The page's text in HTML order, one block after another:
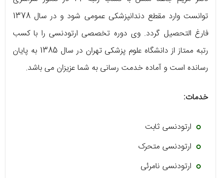
توانست وارد مقطع دندانپزشکی عمومی شود و در سال 1378
فارغ التحصیل گردد. وی دوره تخصصی ارتودنسی را با کسب
رتبه ممتاز از دانشگاه علوم پزشکی تهران در سال 1385 به پایان
رسانده است و آماده خدمت رسانی به شما عزیزان می ‌باشد.
خدمات:
ارتودنسی ثابت
ارتودنسی متحرک
ارتودنسی نامرئی